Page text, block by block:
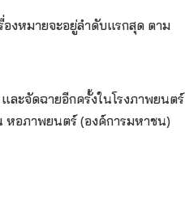
องหมายจะอยู่ลำดับแรกสุด ตาม
ละจัดฉายอีกครั้งในโรงภาพยนตร์
หอภาพยนตร์ (องค์การมหาชน)